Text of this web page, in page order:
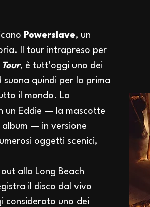
Powerslave, un
Il tour intrapreso per
, è tutt’oggi uno dei
quindi per la prima
il mondo. La
un Eddie — la mascotte
— in versione
oggetti scenici,
alla Long Beach
il disco dal vivo
considerato uno dei